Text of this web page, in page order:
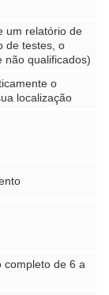
um relatório de
de testes, o
não qualificados)
o
localização
completo de 6 a